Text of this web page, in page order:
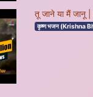
तू जाने या मैं जानू
कृष्ण भजन (Krishna